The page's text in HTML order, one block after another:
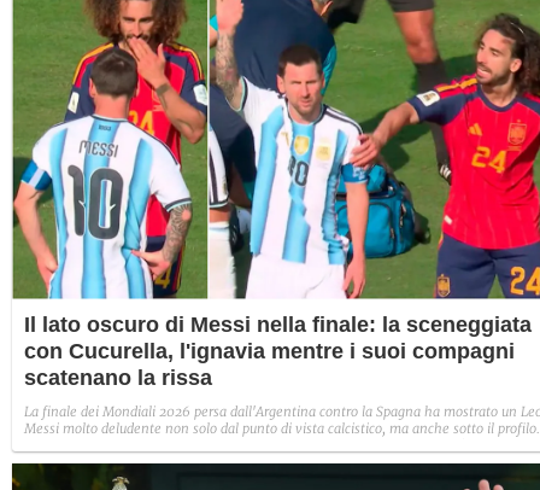
Il lato oscuro di Messi nella finale: la sceneggiata
con Cucurella, l'ignavia mentre i suoi compagni
scatenano la rissa
La finale dei Mondiali 2026 persa dall'Argentina contro la Spagna ha mostrato un
Messi molto deludente non solo dal punto di vista calcistico, ma anche sotto il profilo
suoi compagni dopo il fischio finale picchiano i calciatori spagnoli in preda alla
frustrazione per la sconfitta.